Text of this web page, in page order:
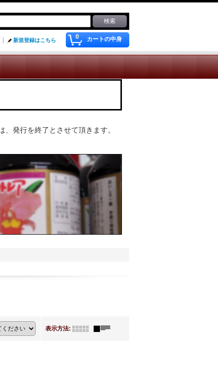
0 カートの中身
新規登録はこちら
発行を終了とさせて頂きます。
表示方法: